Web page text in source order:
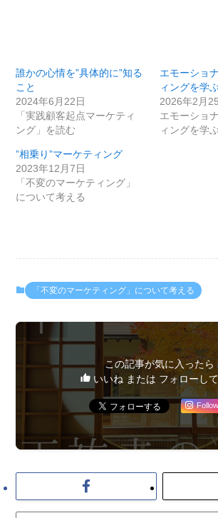
誰かの心情を”具体的に”知る
こと
2024年6月22日
「実践顧客起点マーケティ
ング」を読む
エモーショ
ィングを学
2026年2月
エモーショ
ィングを学ぶ
”相乗り”マーケティング
2023年12月7日
「不変のマーケティング」
について考える
「不変のマーケティング」について考える
この記事が気に入ったら
いいね または フォローして